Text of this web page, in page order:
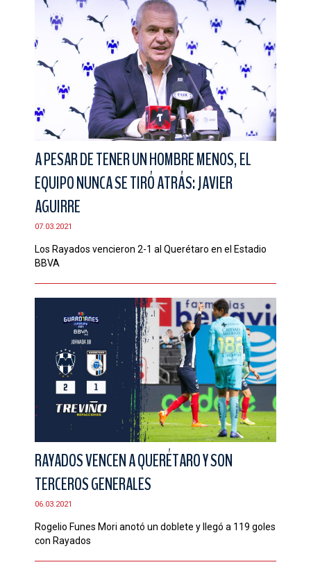
A PESAR DE TENER UN HOMBRE MENOS, EL
EQUIPO NUNCA SE TIRÓ ATRÁS: JAVIER
AGUIRRE
07.03.2021
Los Rayados vencieron 2-1 al Querétaro en el Estadio
BBVA
RAYADOS VENCEN A QUERÉTARO Y SON
TERCEROS GENERALES
06.03.2021
Rogelio Funes Mori anotó un doblete y llegó a 119 goles
con Rayados